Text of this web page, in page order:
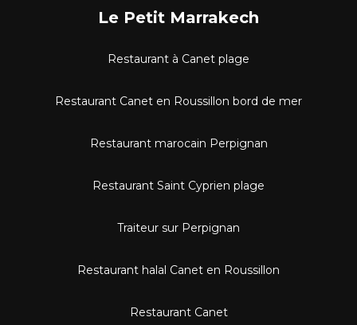
Le Petit Marrakech
Restaurant à Canet plage
Restaurant Canet en Roussillon bord de mer
Restaurant marocain Perpignan
Restaurant Saint Cyprien plage
Traiteur sur Perpignan
Restaurant halal Canet en Roussillon
Restaurant Canet